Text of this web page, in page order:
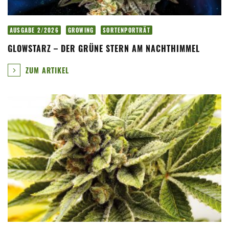
AUSGABE 2/2026 GROWING SORTENPORTRÄT
GLOWSTARZ – DER GRÜNE STERN AM NACHTHIMMEL
ZUM ARTIKEL